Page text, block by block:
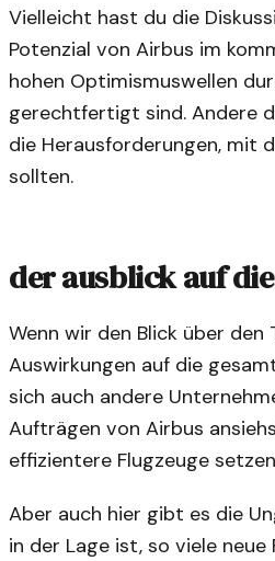
Vielleicht hast du die
Potenzial von Airbus im
hohen Optimismuswellen
gerechtfertigt sind. Andere
die Herausforderungen, mit
sollten.
der ausblick auf
Wenn wir den Blick über
Auswirkungen auf die
sich auch andere
Aufträgen von Airbus
effizientere Flugzeuge
Aber auch hier gibt es die
in der Lage ist, so viele